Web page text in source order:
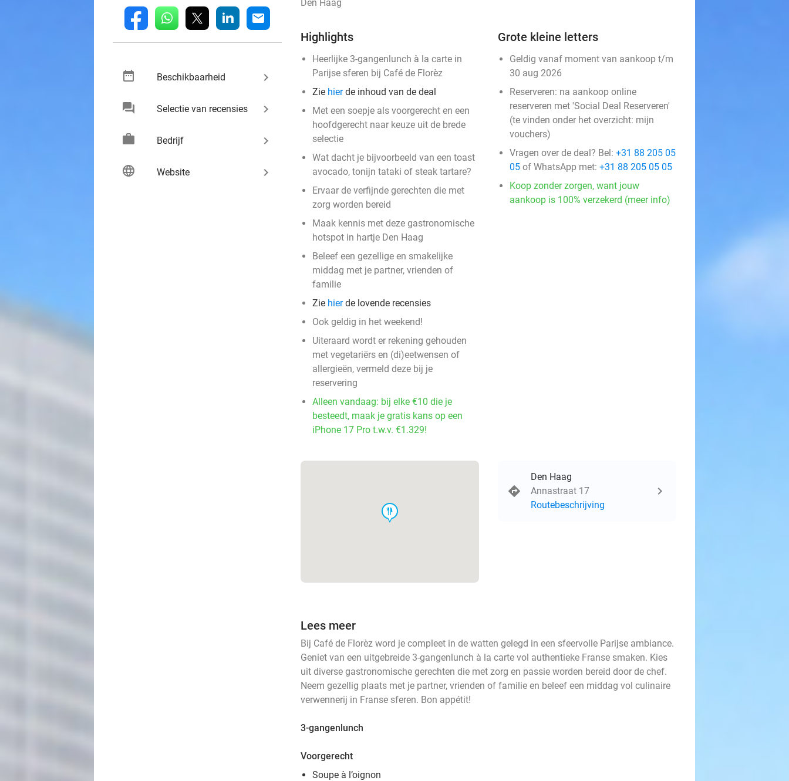
fb whatsapp linkedin mail
date_range Beschikbaarheid keyboard_arrow_right
chat Selectie van recensies keyboard_arrow_right
work Bedrijf keyboard_arrow_right
language Website keyboard_arrow_right
Den Haag
Highlights
Heerlijke 3-gangenlunch à la carte in
Parijse sferen bij Café de Florèz
Zie hierde inhoud van de deal
Met een soepje als voorgerecht en een
hoofdgerecht naar keuze uit de brede
selectie
Wat dacht je bijvoorbeeld van een toast
avocado, tonijn tataki of steak tartare?
Ervaar de verfijnde gerechten die met
zorg worden bereid
Maak kennis met deze gastronomische
hotspot in hartje Den Haag
Beleef een gezellige en smakelijke
middag met je partner, vrienden of
familie
Zie hierde lovende recensies
Ook geldig in het weekend!
Uiteraard wordt er rekening gehouden
met vegetariërs en (di)eetwensen of
allergieën, vermeld deze bij je
reservering
Alleen vandaag: bij elke €10 die je
besteedt, maak je gratis kans op een
iPhone 17 Pro t.w.v. €1.329!
Grote kleine letters
Geldig vanaf moment van aankoop t/m
30 aug 2026
Reserveren: na aankoop online
reserveren met 'Social Deal Reserveren'
(te vinden onder het overzicht: mijn
vouchers)
Vragen over de deal? Bel: +31 88 205 05
05 of WhatsApp met: +31 88 205 05 05
Koop zonder zorgen, want jouw
aankoop is 100% verzekerd (meer info)
food
Den Haag
Annastraat 17
Routebeschrijving
Lees meer
Bij Café de Florèz word je compleet in de watten gelegd in een sfeervolle Parijse ambiance.
Geniet van een uitgebreide 3-gangenlunch à la carte vol authentieke Franse smaken. Kies
uit diverse gastronomische gerechten die met zorg en passie worden bereid door de chef.
Neem gezellig plaats met je partner, vrienden of familie en beleef een middag vol culinaire
verwennerij in Franse sferen. Bon appétit!
3-gangenlunch
Voorgerecht
Soupe à l’oignon